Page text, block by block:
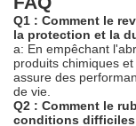
Q1 : Comment le
la protection et la
a: En empêchant
produits chimiques
assure des
de vie.
Q2 : Comment le
conditions difficiles